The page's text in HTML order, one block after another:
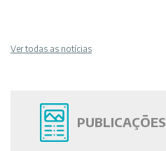
Ver todas as notícias
PUBLICAÇÕES